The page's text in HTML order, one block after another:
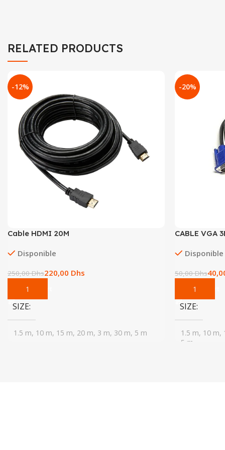
RELATED PRODUCTS
-12%
Cable HDMI 20M
Disponible
250,00Dhs220,00 Dhs
Add To Cart
SIZE
1.5 m, 10 m, 15 m, 20 m, 3 m, 30 m, 5 m
-20%
CABLE VGA
Disponible
50,00Dhs
Add To Cart
SIZE
1.5 m, 10 m,
5 m